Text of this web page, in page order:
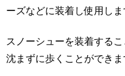
ーズなどに装着し使用しま
スノーシューを装着する
沈まずに歩くことができま